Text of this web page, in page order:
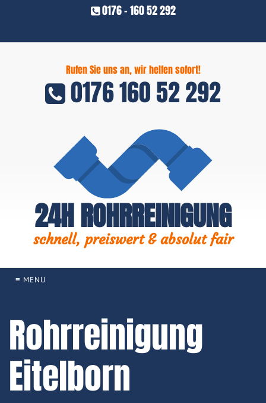
0176 - 160 52 292
Rufen Sie uns an, wir helfen sofort!
0176 160 52 292
24H ROHRREINIGUNG
schnell, preiswert & absolut fair
≡ MENU
Rohrreinigung
Eitelborn